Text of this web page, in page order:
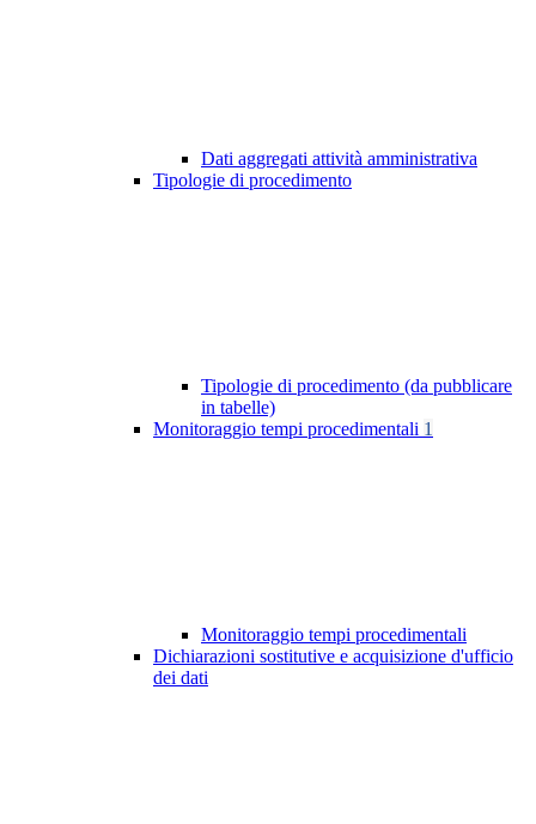
Dati aggregati attività amministrativa
Tipologie di procedimento
Tipologie di procedimento (da pubblicare
in tabelle)
Monitoraggio tempi procedimentali 1
Monitoraggio tempi procedimentali
Dichiarazioni sostitutive e acquisizione d'ufficio
dei dati